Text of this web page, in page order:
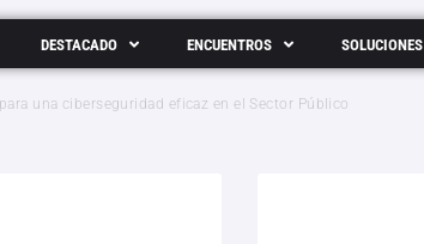
DESTACADO ENCUENTROS SOLUCIONES
una ciberseguridad eficaz en el Sector Público